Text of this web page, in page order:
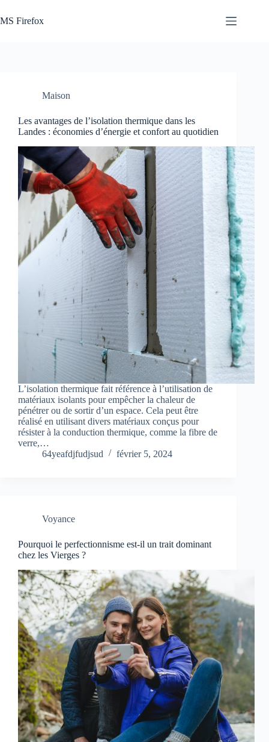
au
contenu
MS Firefox
Maison
Les avantages de l’isolation thermique dans les
Landes : économies d’énergie et confort au quotidien
L’isolation thermique fait référence à l’utilisation de
matériaux isolants pour empêcher la chaleur de
pénétrer ou de sortir d’un espace. Cela peut être
réalisé en utilisant divers matériaux conçus pour
résister à la conduction thermique, comme la fibre de
verre,…
64yeafdjfudjsud
février 5, 2024
Voyance
Pourquoi le perfectionnisme est-il un trait dominant
chez les Vierges ?